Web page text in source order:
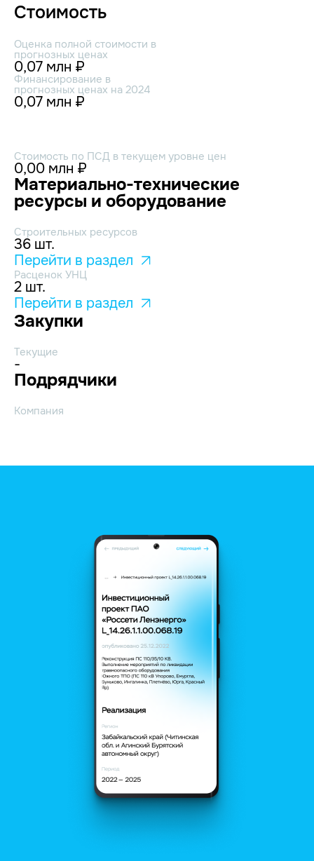
Стоимость
Оценка полной стоимости в
прогнозных ценах
0,07 млн ₽
Финансирование в
прогнозных ценах на 2024
0,07 млн ₽
Стоимость по ПСД в текущем уровне цен
0,00 млн ₽
Материально-технические
ресурсы и оборудование
Строительных ресурсов
36 шт.
Перейти в раздел
Расценок УНЦ
2 шт.
Перейти в раздел
Закупки
Текущие
-
Подрядчики
Компания